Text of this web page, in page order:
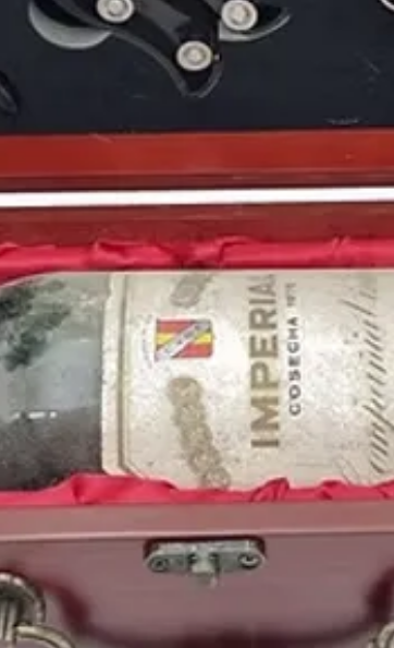
igualarnos
tabaco en
En el
gracias a su
Y en el
PSV
venciendo al
Buenos años
heavy como
dieron un
En la radio se
Sting, Joe
Hombres Go
Como la
1988es el
la estrella de
, la
, la
Lewandowski
En nuestra